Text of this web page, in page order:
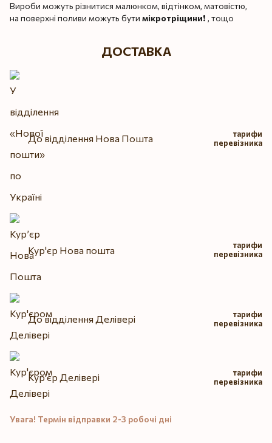
Вироби можуть різнитися малюнком, відтінком, матовістю,
на поверхні поливи можуть бути мікротріщини❗️ , тощо
ДОСТАВКА
До відділення Нова Пошта
тарифи
перевізника
Кур'єр Нова пошта
тарифи
перевізника
До відділення Делівері
тарифи
перевізника
Кур'єр Делівері
тарифи
перевізника
Увага! Термін відправки 2-3 робочі дні